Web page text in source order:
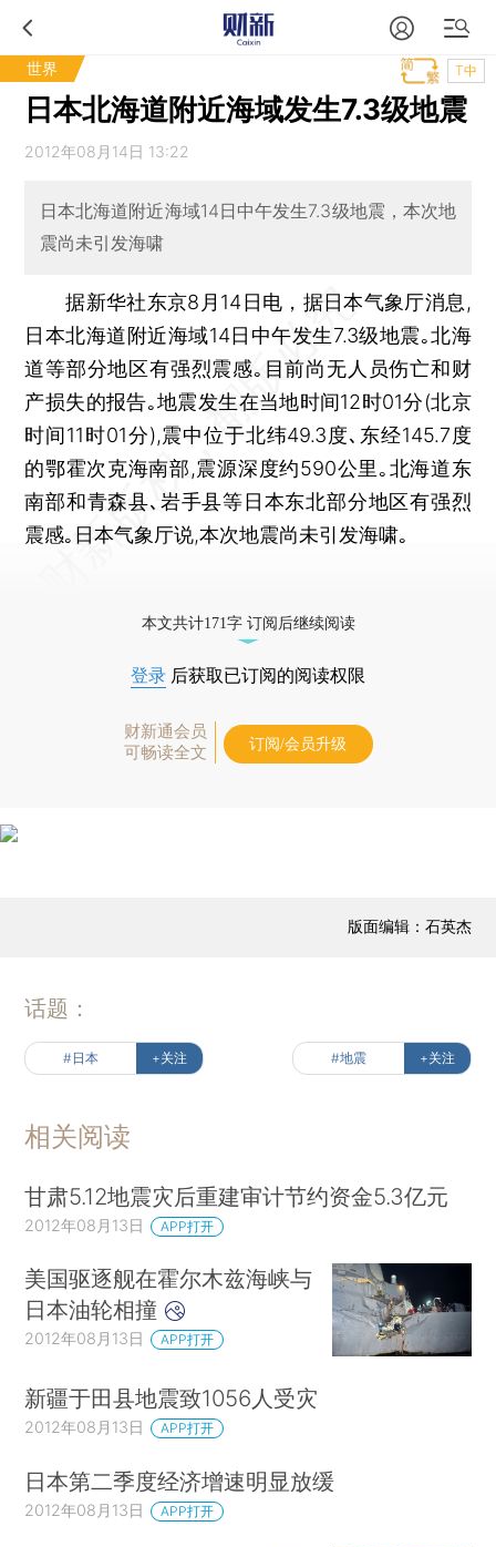
世界 T中
日本北海道附近海域发生7.3级地震
2012年08月14日 13:22
日本北海道附近海域14日中午发生7.3级地震，本次地
震尚未引发海啸
据新华社东京8月14日电，据日本气象厅消息,
日本北海道附近海域14日中午发生7.3级地震｡北海
道等部分地区有强烈震感｡目前尚无人员伤亡和财
产损失的报告｡地震发生在当地时间12时01分(北京
时间11时01分),震中位于北纬49.3度､东经145.7度
的鄂霍次克海南部,震源深度约590公里｡北海道东
南部和青森县､岩手县等日本东北部分地区有强烈
震感｡日本气象厅说,本次地震尚未引发海啸｡
本文共计171字 订阅后继续阅读
登录 后获取已订阅的阅读权限
财新通会员
可畅读全文
订阅/会员升级
版面编辑：石英杰
话题：
#日本 +关注 #地震 +关注
相关阅读
甘肃5.12地震灾后重建审计节约资金5.3亿元
2012年08月13日 APP打开
美国驱逐舰在霍尔木兹海峡与
日本油轮相撞
2012年08月13日 APP打开
新疆于田县地震致1056人受灾
2012年08月13日 APP打开
日本第二季度经济增速明显放缓
2012年08月13日 APP打开